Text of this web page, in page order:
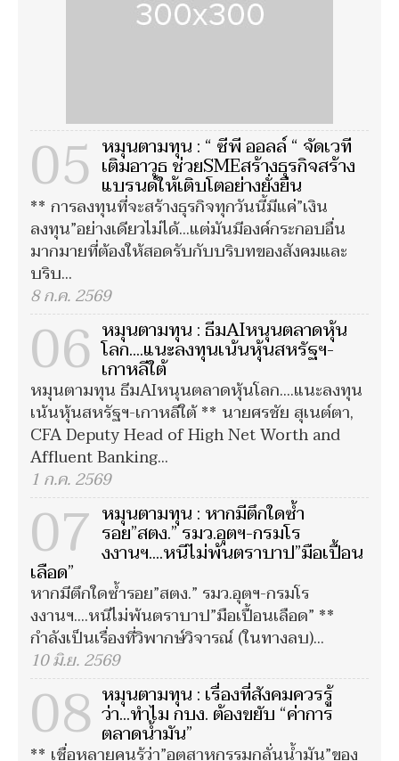
05 หมุนตามทุน : “ ซีพี ออลล์ “ จัดเวที
เติมอาวุธ ช่วยSMEสร้างธุรกิจสร้าง
แบรนด์ให้เติบโตอย่างยั่งยืน
** การลงทุนที่จะสร้างธุรกิจทุกวันนี้มีแค่”เงิน
ลงทุน”อย่างเดียวไม่ได้...แต่มันมีองค์กระกอบอื่น
มากมายที่ต้องให้สอดรับกับบริบทของสังคมและ
บริบ...
8 ก.ค. 2569
06 หมุนตามทุน : ธีมAIหนุนตลาดหุ้น
โลก....แนะลงทุนเน้นหุ้นสหรัฐฯ-
เกาหลีใต้
หมุนตามทุน ธีมAIหนุนตลาดหุ้นโลก....แนะลงทุน
เน้นหุ้นสหรัฐฯ-เกาหลีใต้ ** นายศรชัย สุเนต์ตา,
CFA Deputy Head of High Net Worth and
Affluent Banking...
1 ก.ค. 2569
07 หมุนตามทุน : หากมีตึกใดซ้ำ
รอย”สตง.” รมว.อุตฯ-กรมโร
งงานฯ....หนีไม่พ้นตราบาป”มือเปื้อน
เลือด”
หากมีตึกใดซ้ำรอย”สตง.” รมว.อุตฯ-กรมโร
งงานฯ....หนีไม่พ้นตราบาป”มือเปื้อนเลือด” **
กำลังเป็นเรื่องที่วิพากษ์วิจารณ์ (ในทางลบ)...
10 มิ.ย. 2569
08 หมุนตามทุน : เรื่องที่สังคมควรรู้
ว่า...ทำไม กบง. ต้องขยับ “ค่าการ
ตลาดน้ำมัน”
** เชื่อหลายคนรู้ว่า”อุตสาหกรรมกลั่นน้ำมัน”ของ